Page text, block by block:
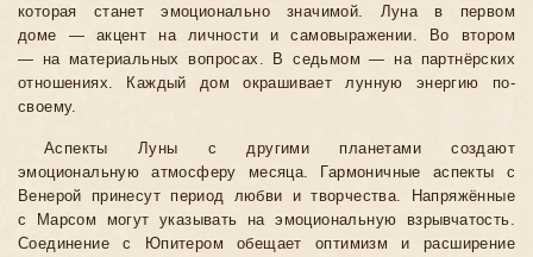
которая станет эмоционально значимой. Луна в первом
доме — акцент на личности и самовыражении. Во втором
— на материальных вопросах. В седьмом — на партнёрских
отношениях. Каждый дом окрашивает лунную энергию по-
своему.
Аспекты Луны с другими планетами создают
эмоциональную атмосферу месяца. Гармоничные аспекты с
Венерой принесут период любви и творчества. Напряжённые
с Марсом могут указывать на эмоциональную взрывчатость.
Соединение с Юпитером обещает оптимизм и расширение